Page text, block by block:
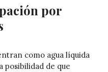
por
como agua líquida
posibilidad de que